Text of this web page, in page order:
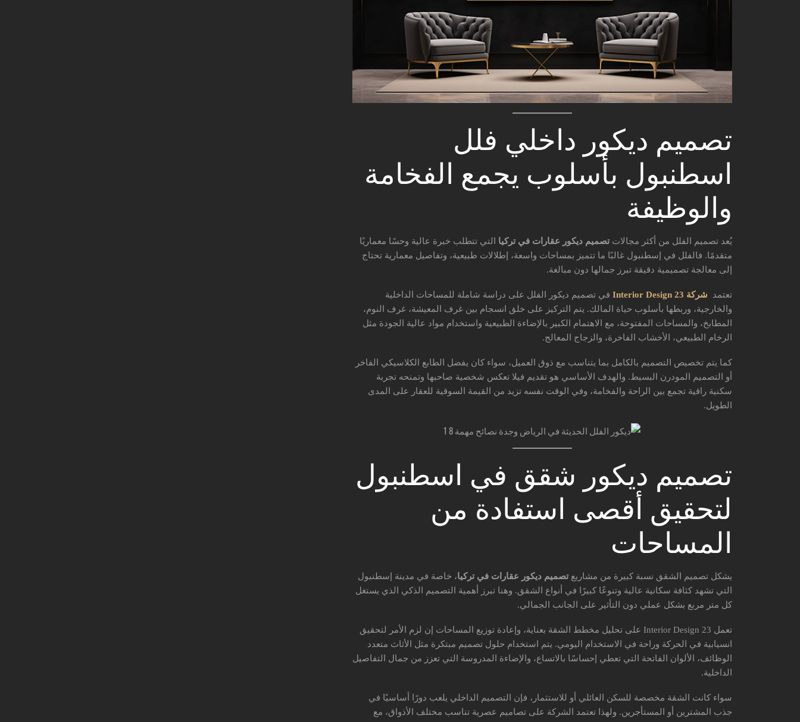
تصميم ديكور داخلي فلل
اسطنبول بأسلوب يجمع الفخامة
والوظيفة
يُعد تصميم الفلل من أكثر مجالاتتصميم ديكور عقارات في تركيا التي تتطلب خبرة عالية وحسًا معماريًا
متقدمًا. فالفلل في إسطنبول غالبًا ما تتميز بمساحات واسعة، إطلالات طبيعية، وتفاصيل معمارية تحتاج
إلى معالجة تصميمية دقيقة تبرز جمالها دون مبالغة.
تعتمد شركة 23 Interior Design
في تصميم ديكور الفلل على دراسة شاملة للمساحات الداخلية
والخارجية، وربطها بأسلوب حياة المالك. يتم التركيز على خلق انسجام بين غرف المعيشة، غرف النوم،
المطابخ، والمساحات المفتوحة، مع الاهتمام الكبير بالإضاءة الطبيعية واستخدام مواد عالية الجودة مثل
الرخام الطبيعي، الأخشاب الفاخرة، والزجاج المعالج.
كما يتم تخصيص التصميم بالكامل بما يتناسب مع ذوق العميل، سواء كان يفضل الطابع الكلاسيكي الفاخر
أو التصميم المودرن البسيط. والهدف الأساسي هو تقديم فيلا تعكس شخصية صاحبها وتمنحه تجربة
سكنية راقية تجمع بين الراحة والفخامة، وفي الوقت نفسه تزيد من القيمة السوقية للعقار على المدى
الطويل.
تصميم ديكور شقق في اسطنبول
لتحقيق أقصى استفادة من
المساحات
يشكل تصميم الشقق نسبة كبيرة من مشاريعتصميم ديكور عقارات في تركيا، خاصة في مدينة إسطنبول
التي تشهد كثافة سكانية عالية وتنوعًا كبيرًا في أنواع الشقق. وهنا تبرز أهمية التصميم الذكي الذي يستغل
كل متر مربع بشكل عملي دون التأثير على الجانب الجمالي.
تعمل 23 Interior Design على تحليل مخطط الشقة بعناية، وإعادة توزيع المساحات إن لزم الأمر لتحقيق
انسيابية في الحركة وراحة في الاستخدام اليومي. يتم استخدام حلول تصميم مبتكرة مثل الأثاث متعدد
الوظائف، الألوان الفاتحة التي تعطي إحساسًا بالاتساع، والإضاءة المدروسة التي تعزز من جمال التفاصيل
الداخلية.
سواء كانت الشقة مخصصة للسكن العائلي أو للاستثمار، فإن التصميم الداخلي يلعب دورًا أساسيًا في
جذب المشترين أو المستأجرين. ولهذا تعتمد الشركة على تصاميم عصرية تناسب مختلف الأذواق، مع